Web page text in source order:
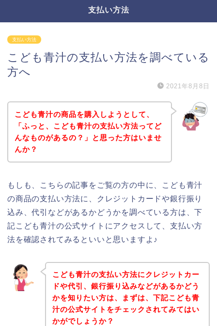
支払い方法
支払い方法
こども青汁の支払い方法を調べている
方へ
2021年8月8日
こども青汁の商品を購入しようとして、
「ふっと、こども青汁の支払い方法ってど
んなものがあるの？」と思った方はいませ
んか？
もしも、こちらの記事をご覧の方の中に、こども青汁
の商品の支払い方法に、クレジットカードや銀行振り
込み、代引などがあるかどうかを調べている方は、下
記こども青汁の公式サイトにアクセスして、支払い方
法を確認されてみるといいと思いますよ♪
こども青汁の支払い方法にクレジットカー
ドや代引、銀行振り込みなどがあるかどう
かを知りたい方は、まずは、下記こども青
汁の公式サイトをチェックされてみてはい
かがでしょうか？